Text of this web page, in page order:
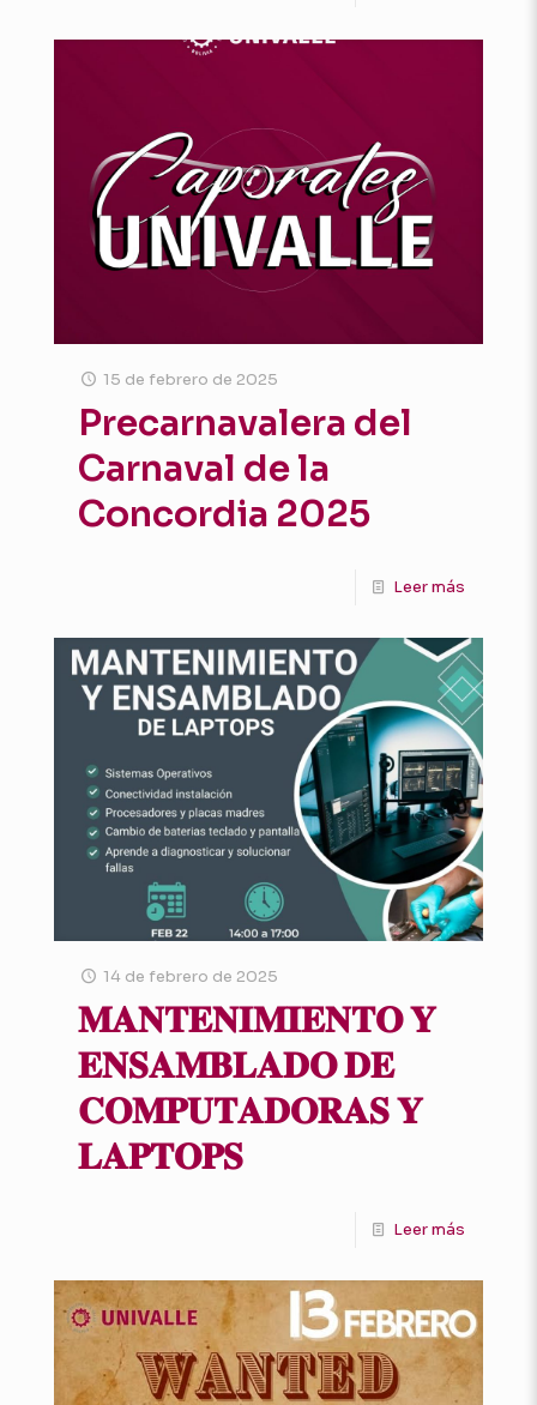
15 de febrero de 2025
Precarnavalera del
Carnaval de la
Concordia 2025
Leer más
14 de febrero de 2025
𝐌𝐀𝐍𝐓𝐄𝐍𝐈𝐌𝐈𝐄𝐍𝐓𝐎 𝐘
𝐄𝐍𝐒𝐀𝐌𝐁𝐋𝐀𝐃𝐎 𝐃𝐄
𝐂𝐎𝐌𝐏𝐔𝐓𝐀𝐃𝐎𝐑𝐀𝐒 𝐘
𝐋𝐀𝐏𝐓𝐎𝐏𝐒
Leer más